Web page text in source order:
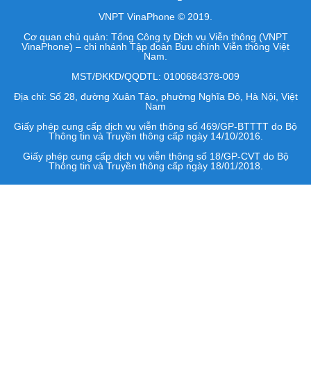
VNPT VinaPhone © 2019.
Cơ quan chủ quản: Tổng Công ty Dịch vụ Viễn thông (VNPT
VinaPhone) – chi nhánh Tập đoàn Bưu chính Viễn thông Việt
Nam.
MST/ĐKKD/QQDTL: 0100684378-009
Địa chỉ: Số 28, đường Xuân Tảo, phường Nghĩa Đô, Hà Nội, Việt
Nam
Giấy phép cung cấp dịch vụ viễn thông số 469/GP-BTTTT do Bộ
Thông tin và Truyền thông cấp ngày 14/10/2016.
Giấy phép cung cấp dịch vụ viễn thông số 18/GP-CVT do Bộ
Thông tin và Truyền thông cấp ngày 18/01/2018.